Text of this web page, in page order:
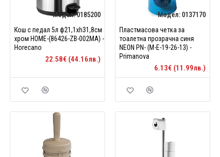
Модел:0185200
Кош с педал 5л ф21,1xh31,8см
хром HOME-(86426-ZB-002MA) -
Horecano
22.58€ (44.16лв.)
Модел: 0137170
Пластмасова четка за
тоалетна прозрачна синя
NEON PN- (M-E-19-26-13) -
Primanova
6.13€ (11.99лв.)